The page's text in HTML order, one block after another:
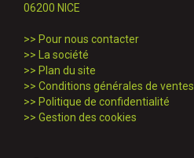
06200 NICE
>> Pour nous contacter
>> La société
>> Plan du site
>> Conditions générales de ventes
>> Politique de confidentialité
>> Gestion des cookies